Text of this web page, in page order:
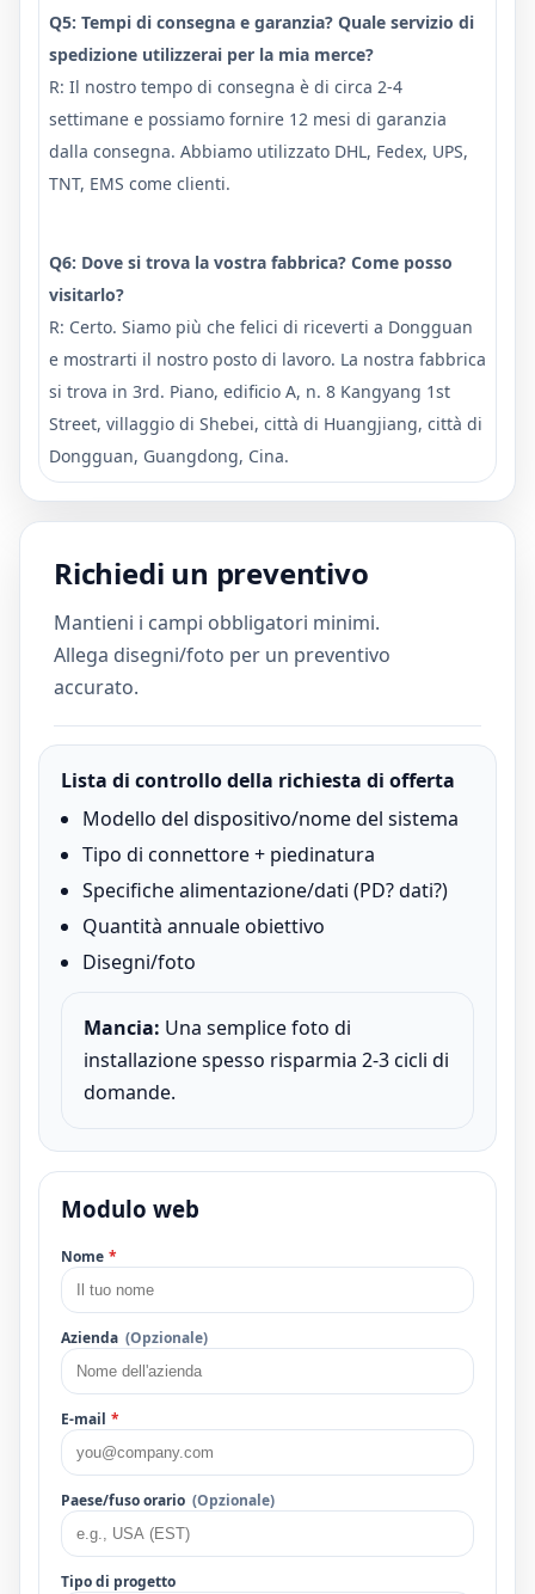
Q5: Tempi di consegna e garanzia? Quale servizio di
spedizione utilizzerai per la mia merce?
R: Il nostro tempo di consegna è di circa 2-4
settimane e possiamo fornire 12 mesi di garanzia
dalla consegna. Abbiamo utilizzato DHL, Fedex, UPS,
TNT, EMS come clienti.
Q6: Dove si trova la vostra fabbrica? Come posso
visitarlo?
R: Certo. Siamo più che felici di riceverti a Dongguan
e mostrarti il ​​nostro posto di lavoro. La nostra fabbrica
si trova in 3rd. Piano, edificio A, n. 8 Kangyang 1st
Street, villaggio di Shebei, città di Huangjiang, città di
Dongguan, Guangdong, Cina.
Richiedi un preventivo
Mantieni i campi obbligatori minimi.
Allega disegni/foto per un preventivo
accurato.
Lista di controllo della richiesta di offerta
Modello del dispositivo/nome del sistema
Tipo di connettore + piedinatura
Specifiche alimentazione/dati (PD? dati?)
Quantità annuale obiettivo
Disegni/foto
Mancia: Una semplice foto di
installazione spesso risparmia 2-3 cicli di
domande.
Modulo web
Nome *
Azienda (Opzionale)
E-mail *
Paese/fuso orario (Opzionale)
Tipo di progetto